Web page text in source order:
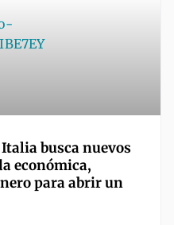
busca nuevos
económica,
para abrir un